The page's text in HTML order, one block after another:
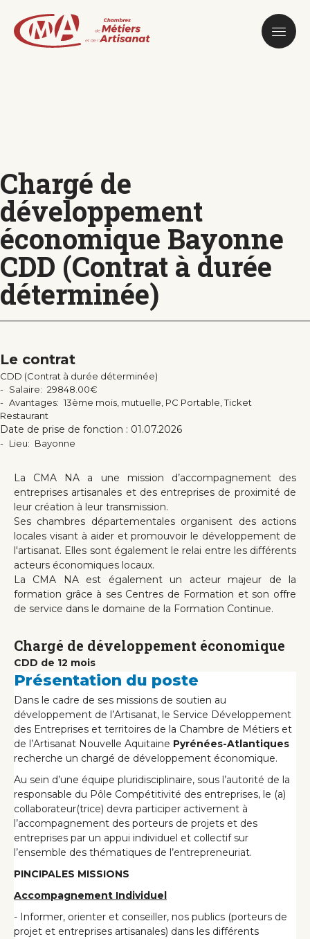
contenu
principal
Chargé de
développement
économique Bayonne
CDD (Contrat à durée
déterminée)
Le contrat
CDD (Contrat à durée déterminée)
Salaire
29848.00€
Avantages
13ème mois, mutuelle, PC Portable, Ticket
Restaurant
Date de prise de fonction : 01.07.2026
Lieu Bayonne
La CMA NA a une mission d’accompagnement des
entreprises artisanales et des entreprises de proximité de
leur création à leur transmission.
Ses chambres départementales organisent des actions
locales visant à aider et promouvoir le développement de
l'artisanat. Elles sont également le relai entre les différents
acteurs économiques locaux.
La CMA NA est également un acteur majeur de la
formation grâce à ses Centres de Formation et son offre
de service dans le domaine de la Formation Continue.
Chargé de développement économique
CDD de 12 mois
Présentation du poste
Dans le cadre de ses missions de soutien au
développement de l’Artisanat, le Service Développement
des Entreprises et territoires de la Chambre de Métiers et
de l’Artisanat Nouvelle Aquitaine Pyrénées-Atlantiques
recherche un chargé de développement économique.
Au sein d’une équipe pluridisciplinaire, sous l’autorité de la
responsable du Pôle Compétitivité des entreprises, le (a)
collaborateur(trice) devra participer activement à
l’accompagnement des porteurs de projets et des
entreprises par un appui individuel et collectif sur
l’ensemble des thématiques de l’entrepreneuriat.
PINCIPALES MISSIONS
Accompagnement Individuel
- Informer, orienter et conseiller, nos publics (porteurs de
projet et entreprises artisanales) dans les différents